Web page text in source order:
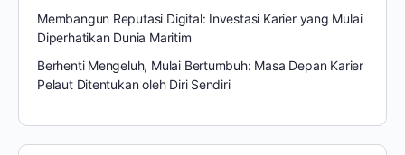
Membangun Reputasi Digital: Investasi Karier yang Mulai
Diperhatikan Dunia Maritim
Berhenti Mengeluh, Mulai Bertumbuh: Masa Depan Karier
Pelaut Ditentukan oleh Diri Sendiri